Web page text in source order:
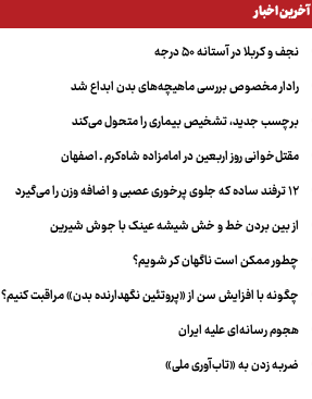
آخرین اخبار
نجف و کربلا در آستانه ۵۰ درجه
رادار مخصوص بررسی ماهیچه‌های بدن ابداع شد
برچسب جدید، تشخیص بیماری را متحول می‌کند
مقتل‌خوانی روز اربعین در امامزاده شاه‌کرم ـ اصفهان
۱۲ ترفند ساده که جلوی پرخوری عصبی و اضافه ‌وزن را می‌گیرد
از بین بردن خط و خش شیشه عینک با جوش شیرین
چطور ممکن است ناگهان کر شویم؟
چگونه با افزایش سن از «پروتئین نگهدارنده بدن» مراقبت کنیم؟
هجوم رسانه‌ای علیه ایران
ضربه زدن به «تاب‌آوری ملی»